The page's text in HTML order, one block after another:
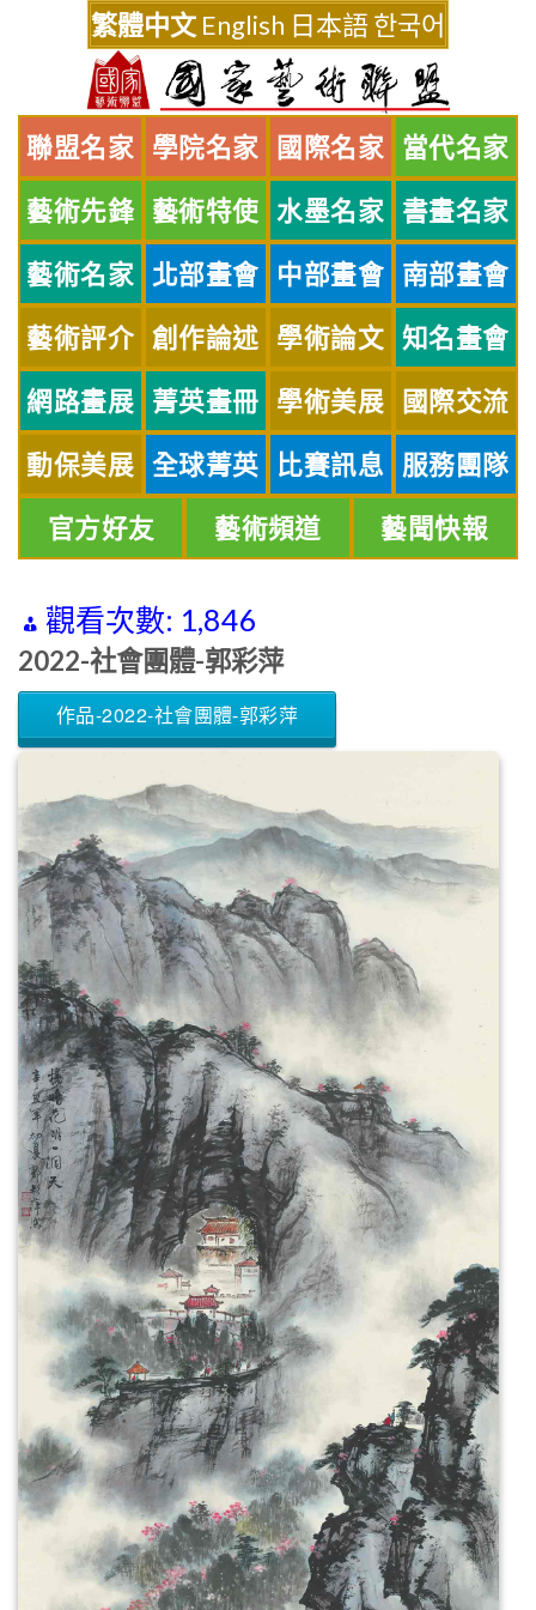
繁體中文 English 日本語한국어
聯盟名家 學院名家 國際名家 當代名家
藝術先鋒 藝術特使 水墨名家 書畫名家
藝術名家 北部畫會 中部畫會 南部畫會
藝術評介 創作論述 學術論文 知名畫會
網路畫展 菁英畫冊 學術美展 國際交流
動保美展 全球菁英 比賽訊息 服務團隊
官方好友 藝術頻道 藝聞快報
觀看次數: 1,846
2022-社會團體-郭彩萍
作品-2022-社會團體-郭彩萍